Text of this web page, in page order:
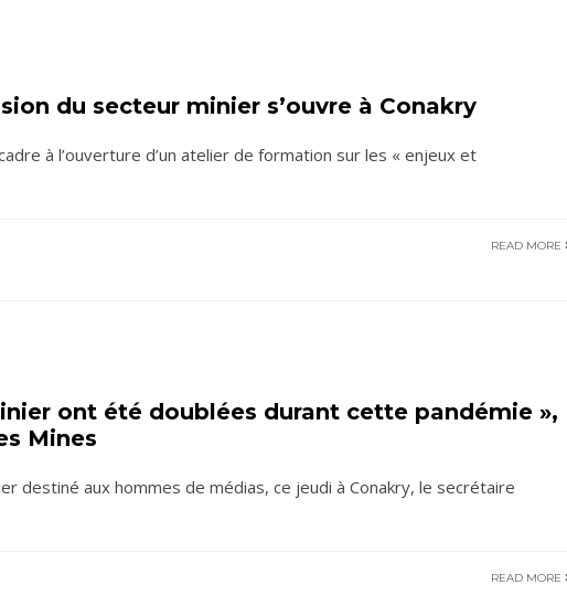
du secteur minier s’ouvre à Conakry
à l’ouverture d’un atelier de formation sur les « enjeux et
READ MORE
ont été doublées durant cette pandémie »,
Mines
destiné aux hommes de médias, ce jeudi à Conakry, le secrétaire
READ MORE